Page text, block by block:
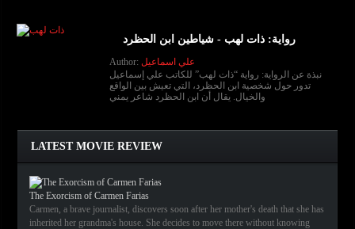
رواية: ذات لهب - شياطين ابن الحظرد
Author: علي اسماعيل
نبذة عن الرواية: رواية “ذات لهب” للكاتب علي إسماعيل
تدور حول شخصية ابن الحظرد، التي تعيش بين الواقع
والخيال. يقال أن ابن الحظرد شاعر يمني
LATEST MOVIE REVIEW
The Exorcism of Carmen Farias
Carmen, a brave journalist, discovers soon after her mother's death that she has
inherited her grandma's house. She decides to move there without knowing